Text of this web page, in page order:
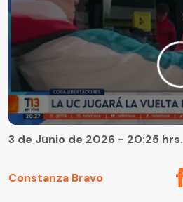
Constanza Bravo
3 de Junio de 2026 - 20:25 hrs.